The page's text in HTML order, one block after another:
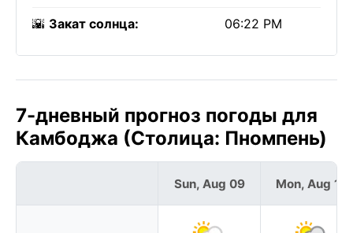
🌇 Закат солнца: 06:22 PM
7-дневный прогноз погоды для
Камбоджа (Столица: Пномпень)
Sun, Aug 09 Mon, Aug 10